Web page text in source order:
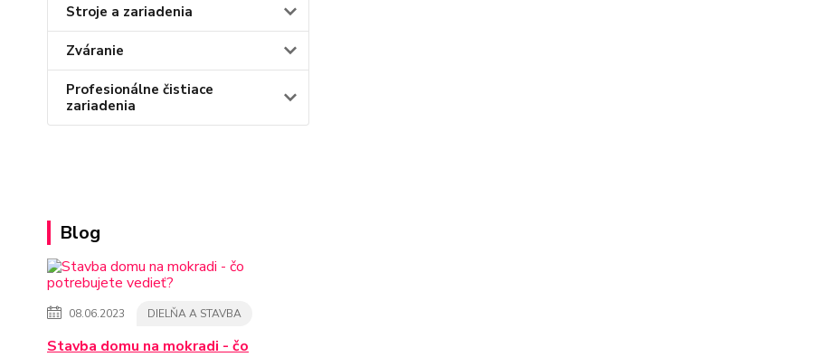
Stroje a zariadenia
Zváranie
Profesionálne čistiace
zariadenia
Blog
08.06.2023 DIELŇA A STAVBA
Stavba domu na mokradi - čo